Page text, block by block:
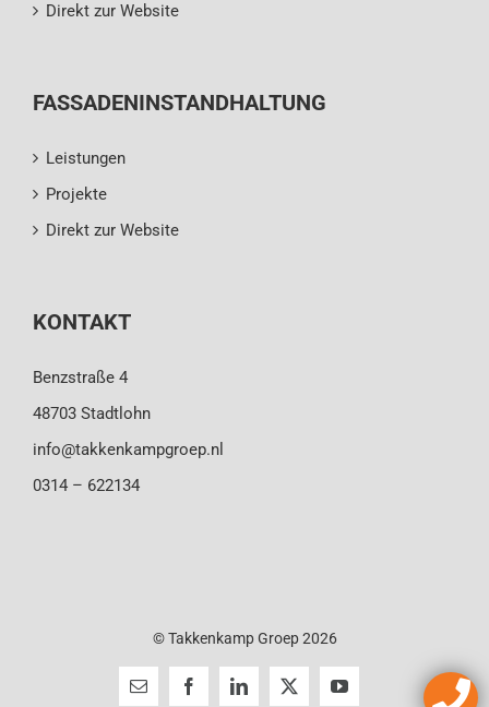
Direkt zur Website
FASSADENINSTANDHALTUNG
Leistungen
Projekte
Direkt zur Website
KONTAKT
Benzstraße 4
48703 Stadtlohn
info@takkenkampgroep.nl
0314 – 622134
© Takkenkamp Groep 2026
E-
Mail
FacebookLinkedIn YouTube